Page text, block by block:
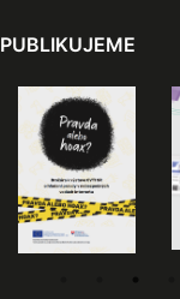
PUBLIKUJEME